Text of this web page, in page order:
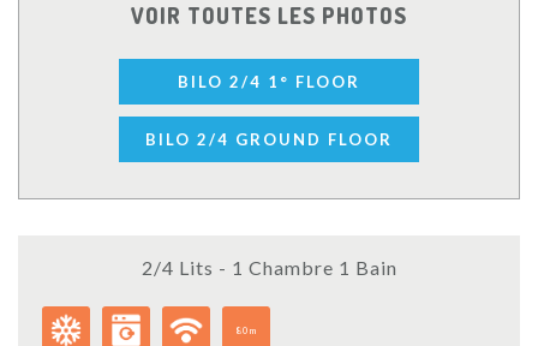
VOIR TOUTES LES PHOTOS
BILO 2/4 1° FLOOR
BILO 2/4 GROUND FLOOR
2/4 Lits - 1 Chambre 1 Bain
80m